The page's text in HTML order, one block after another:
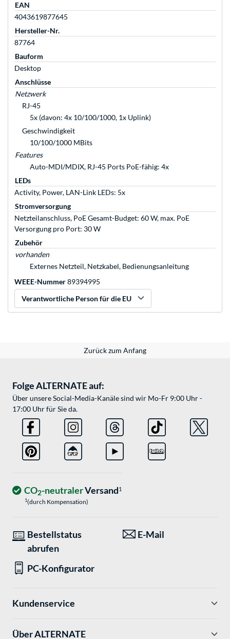
EAN
4043619877645
Hersteller-Nr.
87764
Bauform
Desktop
Anschlüsse
Netzwerk
RJ-45
5x (davon: 4x 10/100/1000, 1x Uplink)
Geschwindigkeit
10/100/1000 MBits
Features
Auto-MDI/MDIX, RJ-45 Ports PoE-fähig: 4x
LEDs
Activity, Power, LAN-Link LEDs: 5x
Stromversorgung
Netzteilanschluss, PoE Gesamt-Budget: 60 W, max. PoE
Versorgung pro Port: 30 W
Zubehör
vorhanden
Externes Netzteil, Netzkabel, Bedienungsanleitung
WEEE-Nummer89394995
Verantwortliche Person für die EU
Zurück zum Anfang
Folge ALTERNATE auf:
Über unsere Social-Media-Kanäle sind wir Mo-Fr 9:00 Uhr -
17:00 Uhr für Sie da.
CO2-neutralerVersand1
1(durch Kompensation)
Bestellstatus
abrufen
E-Mail
PC-Konfigurator
Kundenservice
Über ALTERNATE